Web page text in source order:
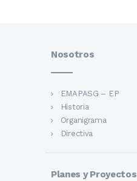
Nosotros
EMAPASG – EP
Historia
Organigrama
Directiva
Planes y Proyectos